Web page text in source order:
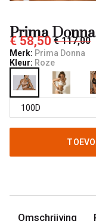
Prima
€ 58,50 € 117,00
Merk: Prima Donna
Kleur: Roze
Omschrijving